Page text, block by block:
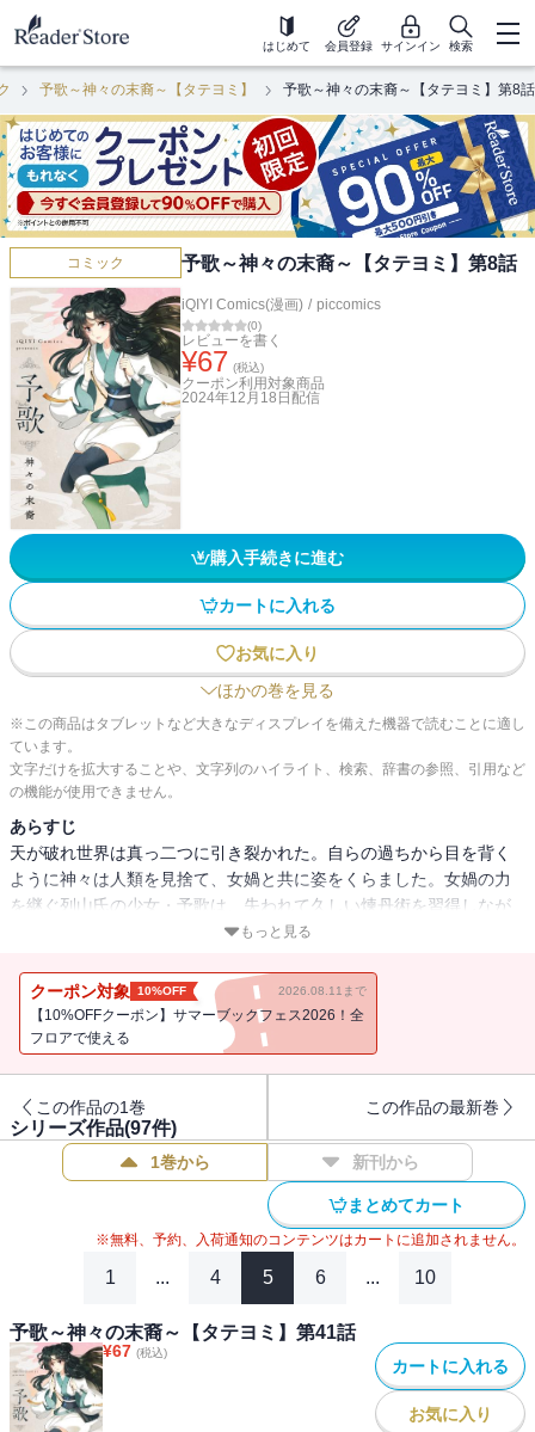
はじめて 会員登録 サインイン 検索
予歌～神々の末裔～【タテヨミ】 予歌～神々の末裔～【タテヨミ】第8話
コミック 予歌～神々の末裔～【タテヨミ】第8話
iQIYI Comics(漫画) / piccomics
(0)
レビューを書く
¥67 (税込)
クーポン利用対象商品
2024年12月18日 配信
購入手続きに進む
カートに入れる
お気に入り
ほかの巻を見る
※この商品はタブレットなど大きなディスプレイを備えた機器で読むことに適し
ています。
文字だけを拡大することや、文字列のハイライト、検索、辞書の参照、引用など
の機能が使用できません。
あらすじ
天が破れ世界は真っ二つに引き裂かれた。自らの過ちから目を背く
ように神々は人類を見捨て、女媧と共に姿をくらました。女媧の力
を継ぐ列山氏の少女・予歌は、失われて久しい煉丹術を習得しなが
らも、流離いの日々を送っていた。平凡な暮らしを切望する彼女だ
争が勃発しようとしている中、彼女は共存の道を探すべく、女媧が
捨てた天の裂け目を塞ぐことを決意する。
もっと見る
クーポン対象 10%OFF 2026.08.11まで
【10%OFFクーポン】サマーブックフェス2026！全
フロアで使える
この作品の1巻 この作品の最新巻
シリーズ作品(97件)
1巻から 新刊から
まとめてカート
※無料、予約、入荷通知のコンテンツはカートに追加されません。
1 ... 4 5 6 ... 10
予歌～神々の末裔～【タテヨミ】第41話
¥67 (税込)
カートに入れる
お気に入り